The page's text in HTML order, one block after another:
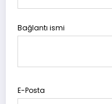
Bağlantı ismi
E-Posta